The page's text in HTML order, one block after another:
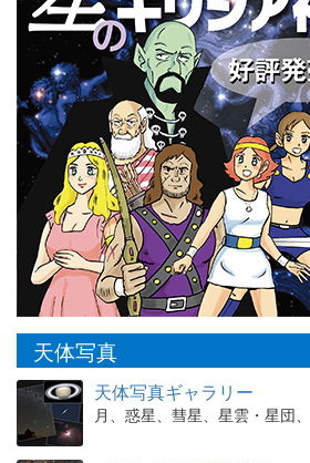
天体写真
天体写真ギャラリー
月、惑星、彗星、星雲・星団